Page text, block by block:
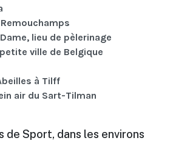
lieu de pèlerinage
ville de Belgique
à Tilff
air du Sart-Tilman
de Sport, dans les environs